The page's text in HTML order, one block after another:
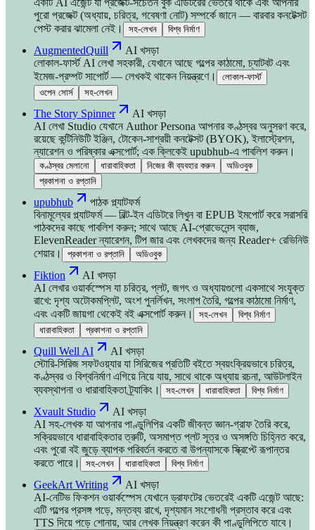
একটি AI এজেন্ট যা প্রজেক্ট-সচেতন বুক এডিটরের ভেতরে থাকে এবং আপনার
পুরো প্রজেক্ট (অধ্যায়, চরিত্র, গবেষণা নোট) সম্পর্কে জানে — বারবার কনটেক্সট
পেস্ট করার ঝামেলা নেই।
সহ-লেখন বিশ্ব নির্মাণ
AugmentedQuill
AI খসড়া
লোকাল-ফার্স্ট AI লেখা সহকারী, যেখানে আছে গল্পের কাঠামো, চ্যাটবট এবং
ইমেজ-প্রম্পট সাপোর্ট — লেখকই থাকেন নিয়ন্ত্রণে।
লোকাল-ফার্স্ট
ওপেন সোর্স
সহ-লেখন
The Story Spinner
AI খসড়া
AI লেখা Studio যেখানে Author Persona আপনার কণ্ঠস্বর অনুসরণ করে,
রয়েছে কন্টিনিউটি ইঞ্জিন, টোকেন-সাশ্রয়ী কনটেক্সট (BYOK), ইলাস্ট্রেশন,
ন্যারেশন ও পরিষ্কার এক্সপোর্ট; এক ক্লিকেই upubhub-এ পাবলিশ করুন।
কণ্ঠস্বর মেলানো ধারাবাহিকতা নিজের কী ব্যবহার করুন
অডিওবুক
প্রকাশনা ও রপ্তানি
upubhub
পাঠক প্ল্যাটফর্ম
বিনামূল্যের প্ল্যাটফর্ম — বিল্ট-ইন এডিটরে লিখুন বা EPUB ইমপোর্ট করে সরাসরি
পাঠকদের কাছে পাবলিশ করুন; সাথে আছে AI-প্রোভেনেন্স ব্যাজ,
ElevenReader ন্যারেশন, টিপ জার এবং লেখকদের জন্য Reader+ রেভিনিউ
শেয়ার।
প্রকাশনা ও রপ্তানি অডিওবুক
Fiktion
AI খসড়া
AI লেখার ওয়ার্কস্পেস যা চরিত্র, প্লট, জগৎ ও অধ্যায়গুলো একসাথে সংযুক্ত
রাখে: দৃশ্য অটোকমপ্লিট, অংশ পুনর্লিখন, সংলাপ তৈরি, গল্পের কাঠামো নির্মাণ,
এবং একটি জায়গা থেকেই বই এক্সপোর্ট করুন।
সহ-লেখন
বিশ্ব নির্মাণ
ধারাবাহিকতা
প্রকাশনা ও রপ্তানি
Quill Well AI
AI খসড়া
স্টোরি-সিরিজ সফটওয়্যার যা সিরিজের প্রতিটি বইতে স্বয়ংক্রিয়ভাবে চরিত্র,
কণ্ঠস্বর ও বিশ্বনির্মাণ এগিয়ে নিয়ে যায়, সাথে থাকে অধ্যায় রচনা, আউটলাইন
ব্যবস্থাপনা ও ধারাবাহিকতা ট্র্যাকিং।
সহ-লেখন ধারাবাহিকতা বিশ্ব নির্মাণ
Xvault Studio
AI খসড়া
AI সহ-লেখক যা আপনার পাণ্ডুলিপির একটি জীবন্ত জ্ঞান-গ্রাফ তৈরি করে,
সক্রিয়ভাবে ধারাবাহিকতার ত্রুটি, অসমাপ্ত প্লট সূত্র ও অসঙ্গতি চিহ্নিত করে,
এবং পুরো বই জুড়ে ব্যাপক পরিবর্তন করতে বা উপন্যাসকে স্ক্রিপ্টে রূপান্তর
করতে পারে।
সহ-লেখন ধারাবাহিকতা বিশ্ব নির্মাণ
GeekArt Writing
AI খসড়া
AI-নেটিভ ফিকশন ওয়ার্কস্পেস যেখানে ড্রাফটের ভেতরেই একটি এজেন্ট আছে:
এটি গল্পের প্রসঙ্গ পড়ে, মন্তব্য রাখে, দৃশ্যমান সংশোধনী প্রস্তাব করে এবং
TTS দিয়ে পড়ে শোনায়, আর লেখক নিয়ন্ত্রণ করেন কী পাণ্ডুলিপিতে যাবে।